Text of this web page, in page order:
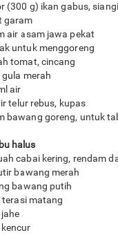
(300 g) ikan gabus,
garam
air asam jawa pekat
untuk menggoreng
tomat, cincang
gula merah
air
telur rebus, kupas
bawang goreng, untuk
halus
cabai kering, rendam
bawang merah
bawang putih
terasi matang